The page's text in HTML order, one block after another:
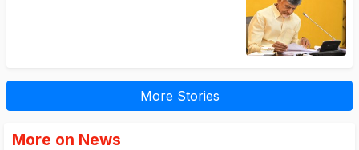
More Stories
More on News